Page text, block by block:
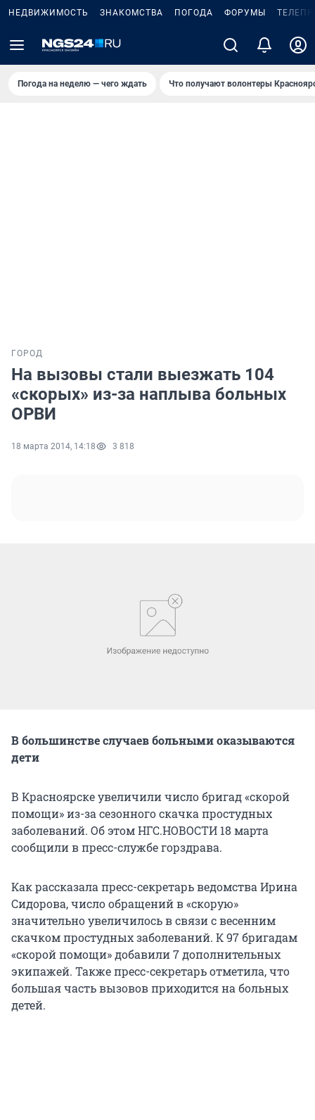
НЕДВИЖИМОСТЬ ЗНАКОМСТВА ПОГОДА ФОРУМЫ
Погода на неделю — чего ждать Что получают волонтеры
ГОРОД
На вызовы стали выезжать 104
«скорых» из-за наплыва больных
ОРВИ
18 марта 2014, 14:18 3 818
В большинстве случаев больными оказываются
дети
В Красноярске увеличили число бригад «скорой
помощи» из-за сезонного скачка простудных
заболеваний. Об этом НГС.НОВОСТИ 18 марта
сообщили в пресс-службе горздрава.
Как рассказала пресс-секретарь ведомства Ирина
Сидорова, число обращений в «скорую»
значительно увеличилось в связи с весенним
скачком простудных заболеваний. К 97 бригадам
«скорой помощи» добавили 7 дополнительных
экипажей. Также пресс-секретарь отметила, что
большая часть вызовов приходится на больных
детей.